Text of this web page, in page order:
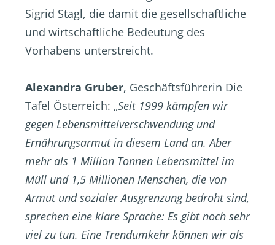
Sigrid Stagl, die damit die gesellschaftliche
und wirtschaftliche Bedeutung des
Vorhabens unterstreicht.
Alexandra Gruber, Geschäftsführerin Die
Tafel Österreich: „Seit 1999 kämpfen wir
gegen Lebensmittelverschwendung und
Ernährungsarmut in diesem Land an. Aber
mehr als 1 Million Tonnen Lebensmittel im
Müll und 1,5 Millionen Menschen, die von
Armut und sozialer Ausgrenzung bedroht sind,
sprechen eine klare Sprache: Es gibt noch sehr
viel zu tun. Eine Trendumkehr können wir als